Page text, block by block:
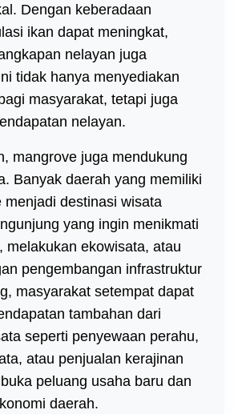
Dengan keberadaan
ikan dapat meningkat,
nelayan juga
tidak hanya menyediakan
masyarakat, tetapi juga
nelayan.
mangrove juga mendukung
Banyak daerah yang memiliki
menjadi destinasi wisata
yang ingin menikmati
melakukan ekowisata, atau
pengembangan infrastruktur
masyarakat setempat dapat
tambahan dari
seperti penyewaan perahu,
atau penjualan kerajinan
peluang usaha baru dan
daerah.